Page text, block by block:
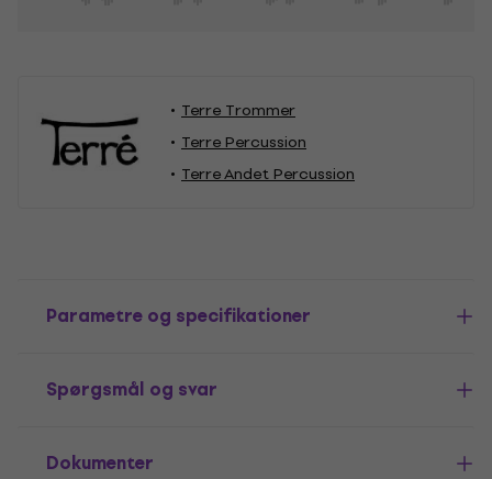
Terre Trommer
Terre Percussion
Terre Andet Percussion
Parametre og specifikationer
Spørgsmål og svar
Dokumenter